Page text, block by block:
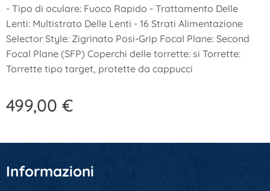
- Tipo di oculare: Fuoco Rapido - Trattamento Delle
Lenti: Multistrato Delle Lenti - 16 Strati Alimentazione
Selector Style: Zigrinato Posi-Grip Focal Plane: Second
Focal Plane (SFP) Coperchi delle torrette: si Torrette:
Torrette tipo target, protette da cappucci
499,00 €
Informazioni